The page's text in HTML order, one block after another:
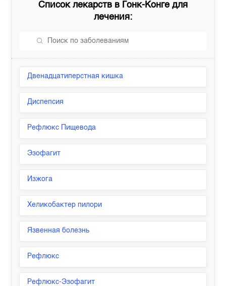
Список лекарств в Гонк-Конге для
лечения:
Двенадцатиперстная кишка
Диспепсия
Рефлюкс Пищевода
Эзофагит
Изжога
Хеликобактер пилори
Язвенная болезнь
Рефлюкс
Рефлюкс-Эзофагит